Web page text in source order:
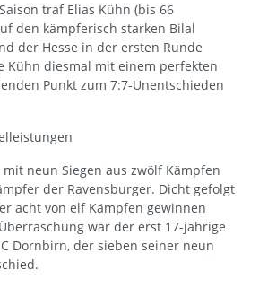
traf Elias Kühn (bis 66
den kämpferisch starken Bilal
der Hesse in der ersten Runde
Kühn diesmal mit einem perfekten
Punkt zum 7:7-Unentschieden
neun Siegen aus zwölf Kämpfen
der Ravensburger. Dicht gefolgt
acht von elf Kämpfen gewinnen
war der erst 17-jährige
Dornbirn, der sieben seiner neun